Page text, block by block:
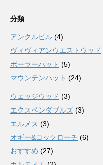
分類
アンクルビル (4)
ヴィヴィアンウエストウッド
ボーラーハット (5)
マウンテンハット (24)
ウェッジウッド (3)
エクスペンダブルズ (3)
エルメス (3)
オギー&コックローチ (6)
おすすめ (27)